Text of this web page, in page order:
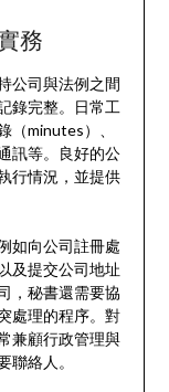
務
公司與法例之間
錄完整。日常工
（minutes）、
訊等。良好的公
行情況，並提供
如向公司註冊處
及提交公司地址
，秘書還需要協
處理的程序。對
兼顧行政管理與
絡人。